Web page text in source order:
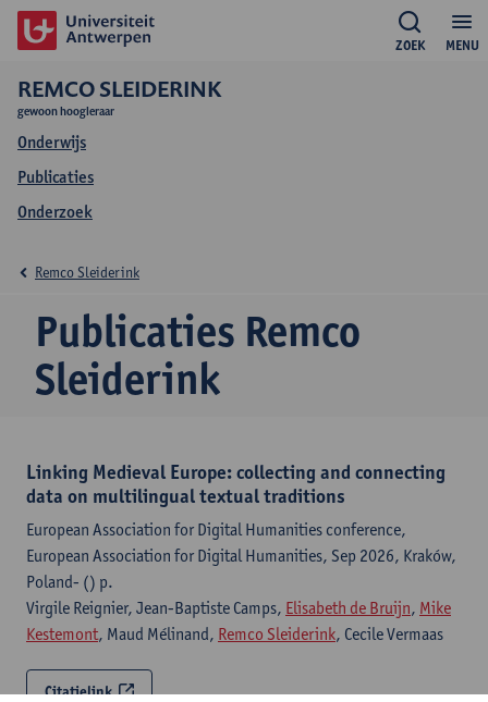
MENU
ZOEK
REMCO SLEIDERINK
gewoon hoogleraar
Onderwijs
Publicaties
Onderzoek
Publicaties Remco
Sleiderink
Remco Sleiderink
Linking Medieval Europe: collecting and connecting
data on multilingual textual traditions
European Association for Digital Humanities conference,
European Association for Digital Humanities, Sep 2026, Kraków,
Poland- () p.
Virgile Reignier, Jean-Baptiste Camps, Elisabeth de Bruijn, Mike
Kestemont, Maud Mélinand, Remco Sleiderink, Cecile Vermaas
Citatielink